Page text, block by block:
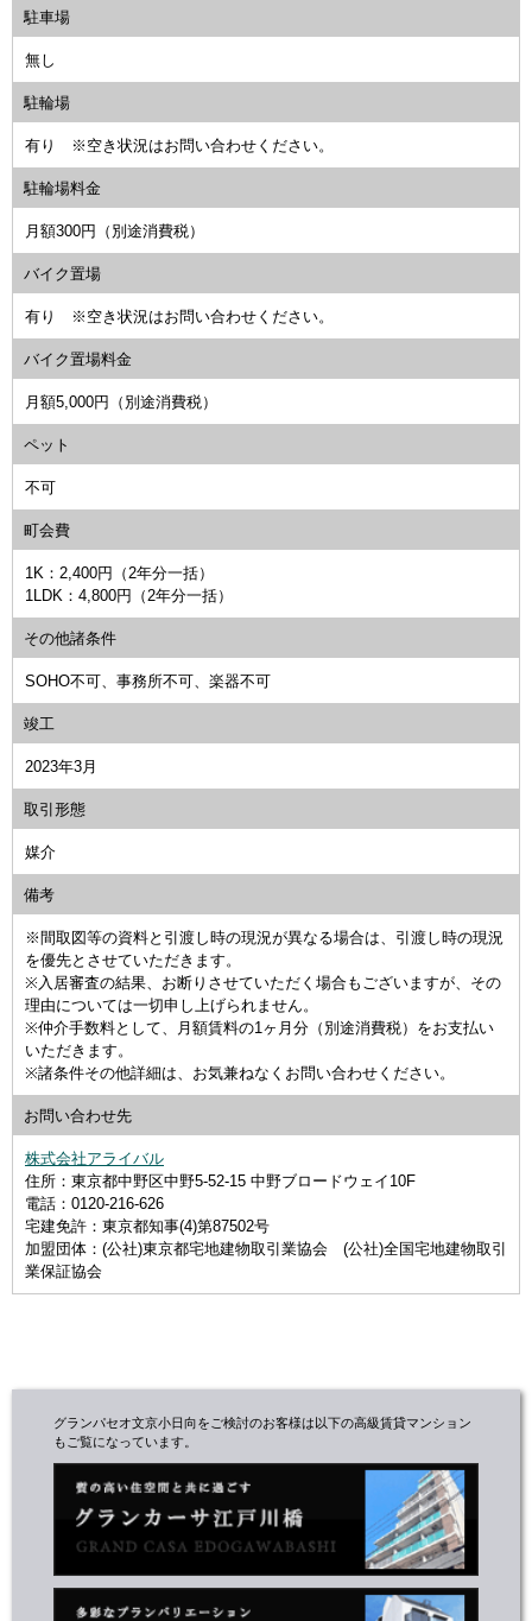
駐車場
無し
駐輪場
有り ※空き状況はお問い合わせください。
駐輪場料金
月額300円（別途消費税）
バイク置場
有り ※空き状況はお問い合わせください。
バイク置場料金
月額5,000円（別途消費税）
ペット
不可
町会費
1K：2,400円（2年分一括）
1LDK：4,800円（2年分一括）
その他諸条件
SOHO不可、事務所不可、楽器不可
竣工
2023年3月
取引形態
媒介
備考
※間取図等の資料と引渡し時の現況が異なる場合は、引渡し時の現況
を優先とさせていただきます。
※入居審査の結果、お断りさせていただく場合もございますが、その
理由については一切申し上げられません。
※仲介手数料として、月額賃料の1ヶ月分（別途消費税）をお支払い
いただきます。
※諸条件その他詳細は、お気兼ねなくお問い合わせください。
お問い合わせ先
株式会社アライバル
住所：東京都中野区中野5-52-15 中野ブロードウェイ10F
電話：0120-216-626
宅建免許：東京都知事(4)第87502号
加盟団体：(公社)東京都宅地建物取引業協会 (公社)全国宅地建物取引
業保証協会
グランパセオ文京小日向をご検討のお客様は以下の高級賃貸マンション
もご覧になっています。